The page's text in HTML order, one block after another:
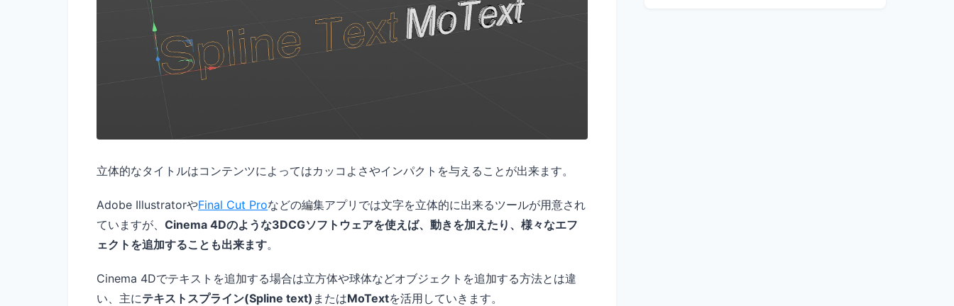
立体的なタイトルはコンテンツによってはカッコよさやインパクトを与えることが出来ます。
Adobe IllustratorやFinal Cut Proなどの編集アプリでは文字を立体的に出来るツールが用意され
ていますが、 Cinema 4Dのような3DCGソフトウェアを使えば、動きを加えたり、様々なエフ
ェクトを追加することも出来ます。
Cinema 4Dでテキストを追加する場合は立方体や球体などオブジェクトを追加する方法とは違
い、主にテキストスプライン(Spline text) またはMoTextを活用していきます。